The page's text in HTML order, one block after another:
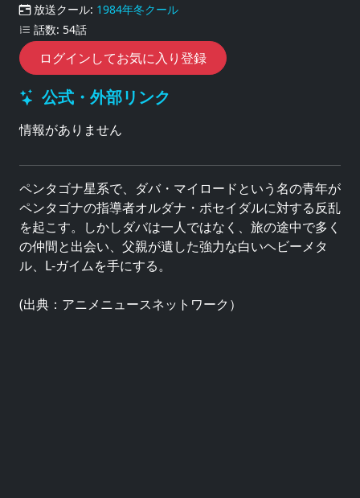
放送クール: 1984年冬クール
話数: 54話
ログインしてお気に入り登録
公式・外部リンク
情報がありません
ペンタゴナ星系で、ダバ・マイロードという名の青年が
ペンタゴナの指導者オルダナ・ポセイダルに対する反乱
を起こす。しかしダバは一人ではなく、旅の途中で多く
の仲間と出会い、父親が遺した強力な白いヘビーメタ
ル、L-ガイムを手にする。
(出典：アニメニュースネットワーク）